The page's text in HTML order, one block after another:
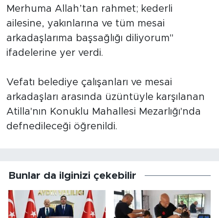
Merhuma Allah’tan rahmet; kederli
ailesine, yakınlarına ve tüm mesai
arkadaşlarıma başsağlığı diliyorum"
ifadelerine yer verdi.
Vefatı belediye çalışanları ve mesai
arkadaşları arasında üzüntüyle karşılanan
Atilla'nın Konuklu Mahallesi Mezarlığı'nda
defnedileceği öğrenildi.
Bunlar da ilginizi çekebilir